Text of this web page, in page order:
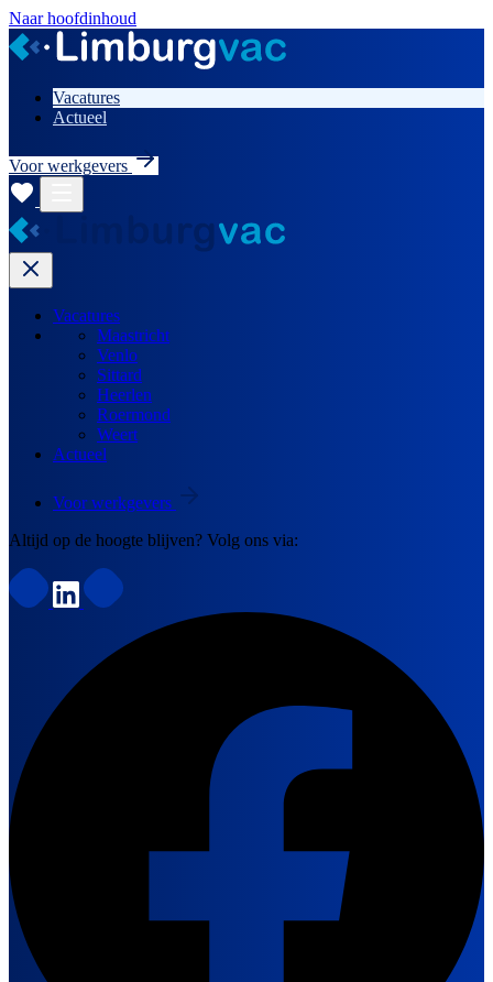
Naar hoofdinhoud
Vacatures
Actueel
Voor werkgevers
Vacatures
Maastricht
Venlo
Sittard
Heerlen
Roermond
Weert
Actueel
Voor werkgevers
Altijd op de hoogte blijven? Volg ons via: